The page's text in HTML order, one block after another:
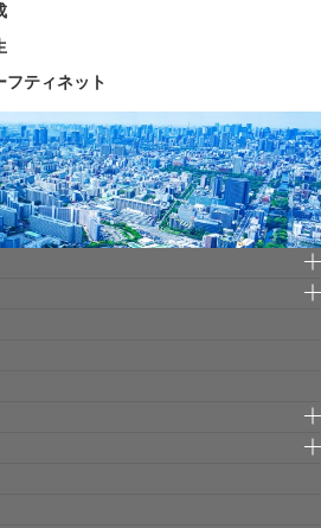
フティネット